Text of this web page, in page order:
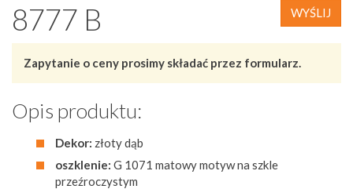
WYŚLIJ
8777 B
Zapytanie o ceny prosimy składać przez formularz.
Opis produktu:
Dekor: złoty dąb
oszklenie: G 1071 matowy motyw na szkle
przeźroczystym